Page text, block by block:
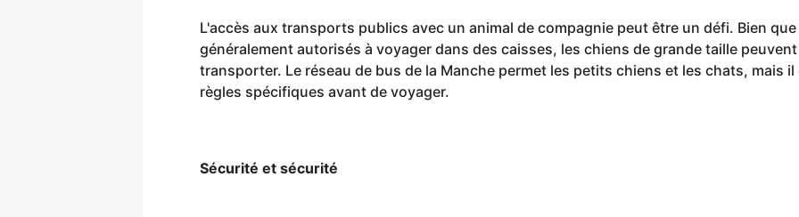
L'accès aux transports publics avec un animal de compagnie peut être un défi. Bien
généralement autorisés à voyager dans des caisses, les chiens de grande taille
transporter. Le réseau de bus de la Manche permet les petits chiens et les chats, mais
règles spécifiques avant de voyager.
Sécurité et sécurité